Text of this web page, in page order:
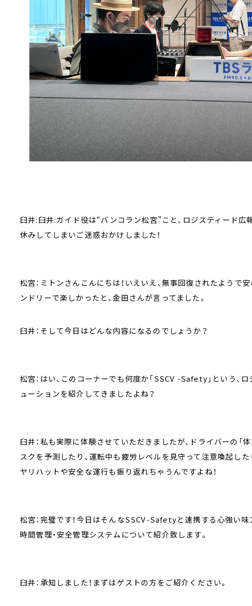
臼井:臼井:ガイド役は“バンコラン松宮”こと、ロジスティード広
休みしてしまいご迷惑おかけしました！
松宮：ミトンさんこんにちは！いえいえ、無事回復されたようで
ンドリーで楽しかったと、金田さんが言ってました。
臼井：そして今日はどんな内容になるのでしょうか？
松宮：はい、このコーナーでも何度か「SSCV -Safety」という、
ューションを紹介してきましたよね？
臼井：私も実際に体験させていただきましたが、ドライバーの「
スクを予測したり、運転中も疲労レベルを見守って注意喚起した
ヤリハットや安全な運行も振り返れちゃうんですよね！
松宮：完璧です！今日はそんなSSCV-Safetyと連携する心強い味
時間管理・安全管理システムについて紹介致します。
臼井：承知しました！まずはゲストの方をご紹介ください。